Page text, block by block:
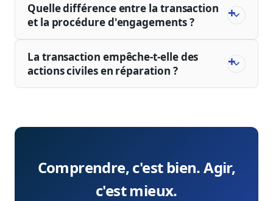
Quelle différence entre la transaction
et la procédure d'engagements ?
La transaction empêche-t-elle des
actions civiles en réparation ?
Comprendre, c'est bien. Agir,
c'est mieux.